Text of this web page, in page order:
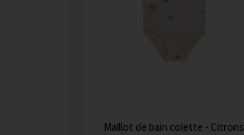
Maillot de bain colette - Citrons